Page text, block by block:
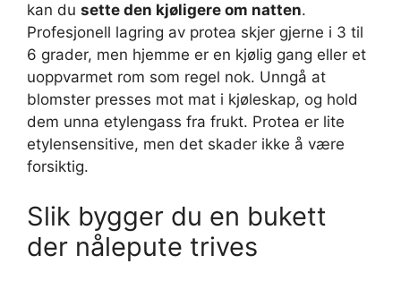
kan du sette den kjøligere om natten.
Profesjonell lagring av protea skjer gjerne i 3 til
6 grader, men hjemme er en kjølig gang eller et
uoppvarmet rom som regel nok. Unngå at
blomster presses mot mat i kjøleskap, og hold
dem unna etylengass fra frukt. Protea er lite
etylensensitive, men det skader ikke å være
forsiktig.
Slik bygger du en bukett
der nålepute trives